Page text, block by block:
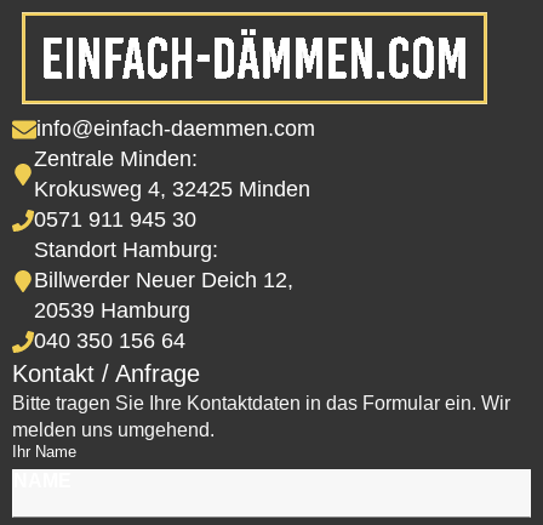
info@einfach-daemmen.com
Zentrale Minden:
Krokusweg 4, 32425 Minden
0571 911 945 30
Standort Hamburg:
Billwerder Neuer Deich 12,
20539 Hamburg
040 350 156 64
Kontakt / Anfrage
Bitte tragen Sie Ihre Kontaktdaten in das Formular ein. Wir
melden uns umgehend.
Ihr Name